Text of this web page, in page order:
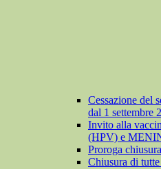
Cessazione del
dal 1 settembre
Invito alla
(HPV) e
Proroga
Chiusura di